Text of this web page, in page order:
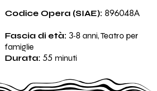
Codice Opera (SIAE): 896048A
Fascia di età: 3-8anni, Teatro per
famiglie
Durata: 55 minuti